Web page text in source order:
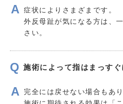
症状によりさまざまです。
外反母趾が気になる方は、
さい。
施術によって指はまっすぐ
完全には戻せない場合もあり